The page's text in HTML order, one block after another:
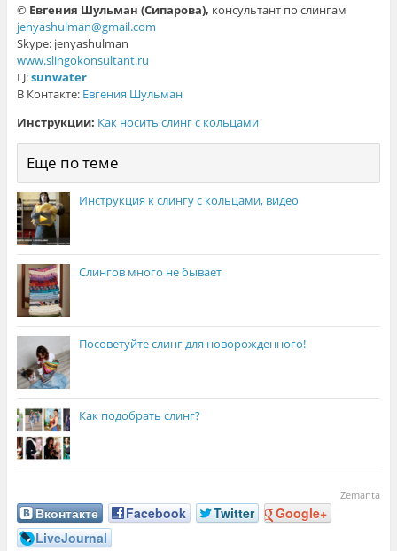
© Евгения Шульман (Сипарова), консультант по слингам
jenyashulman@gmail.com
Skype: jenyashulman
www.slingokonsultant.ru
LJ:sunwater
В Контакте: Евгения Шульман
Инструкции: Как носить слинг с кольцами
Еще по теме
Инструкция к слингу с кольцами, видео
Слингов много не бывает
Посоветуйте слинг для новорожденного!
Как подобрать слинг?
Zemanta
Вконтакте Facebook Twitter
Google+
LiveJournal